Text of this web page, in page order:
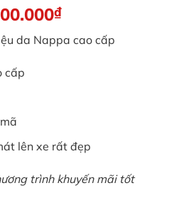
₫
da Nappa cao cấp
cấp
lên xe rất đẹp
trình khuyến mãi tốt